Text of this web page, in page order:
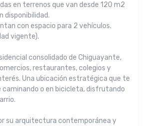
en terrenos que van desde 120 m2
disponibilidad.
con espacio para 2 vehículos.
vigente).
consolidado de Chiguayante,
restaurantes, colegios y
Una ubicación estratégica que te
o en bicicleta, disfrutando
su arquitectura contemporánea y